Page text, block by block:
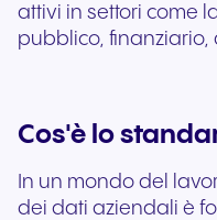
attivi in settori come
pubblico, finanziario,
Cos'è lo
In un mondo del
dei dati aziendali è